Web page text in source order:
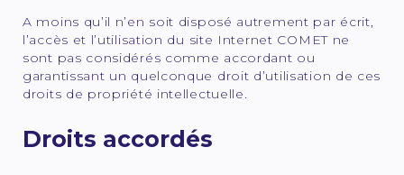
A moins qu’il n’en soit disposé autrement par écrit,
l’accès et l’utilisation du site Internet COMET ne
sont pas considérés comme accordant ou
garantissant un quelconque droit d’utilisation de ces
droits de propriété intellectuelle.
Droits accordés